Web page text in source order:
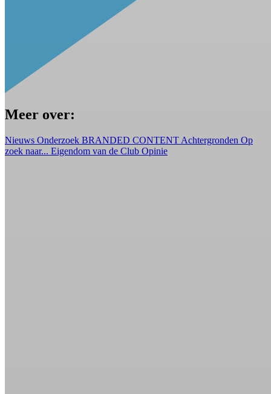
Meer over:
Nieuws Onderzoek BRANDED CONTENT Achtergronden Op
zoek naar... Eigendom van de Club Opinie